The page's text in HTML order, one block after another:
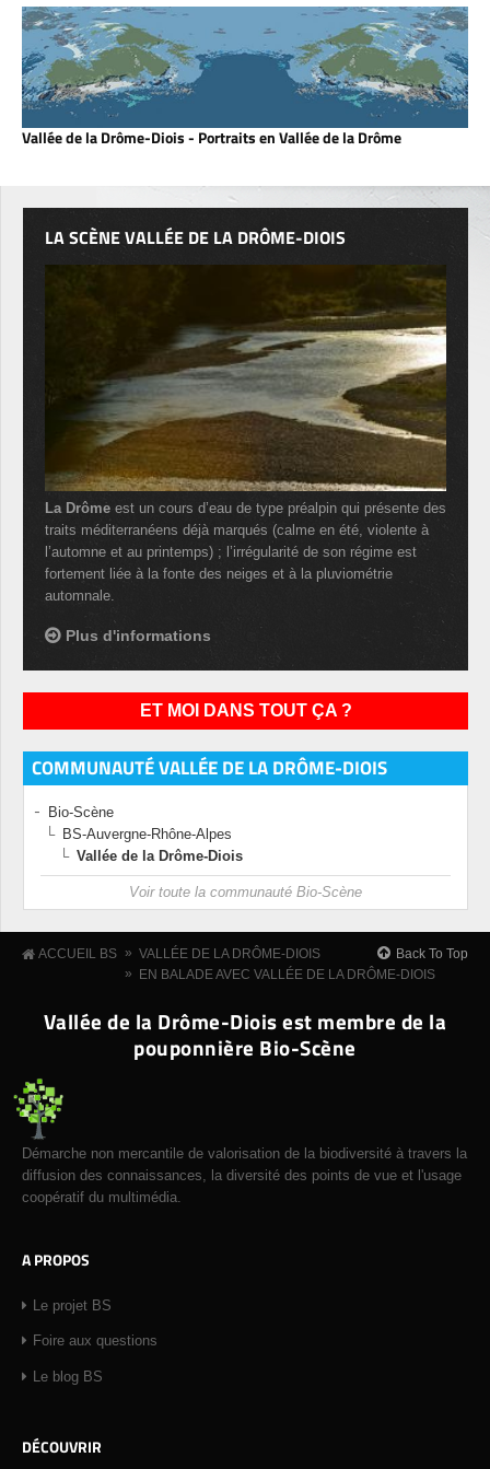
Vallée de la Drôme-Diois - Portraits en Vallée de la Drôme
LA SCÈNE VALLÉE DE LA DRÔME-DIOIS
La Drôme est un cours d’eau de type préalpin qui présente des
traits méditerranéens déjà marqués (calme en été, violente à
l’automne et au printemps) ; l’irrégularité de son régime est
fortement liée à la fonte des neiges et à la pluviométrie
automnale.
Plus d'informations
ET MOI DANS TOUT ÇA ?
COMMUNAUTÉ VALLÉE DE LA DRÔME-DIOIS
Bio-Scène
BS-Auvergne-Rhône-Alpes
Vallée de la Drôme-Diois
Voir toute la communauté Bio-Scène
ACCUEIL BS » VALLÉE DE LA DRÔME-DIOIS
»
EN BALADE AVEC VALLÉE DE LA DRÔME-DIOIS
Back To Top
Vallée de la Drôme-Diois est membre de la
pouponnière Bio-Scène
Démarche non mercantile de valorisation de la biodiversité à travers la
diffusion des connaissances, la diversité des points de vue et l'usage
coopératif du multimédia.
A PROPOS
Le projet BS
Foire aux questions
Le blog BS
DÉCOUVRIR